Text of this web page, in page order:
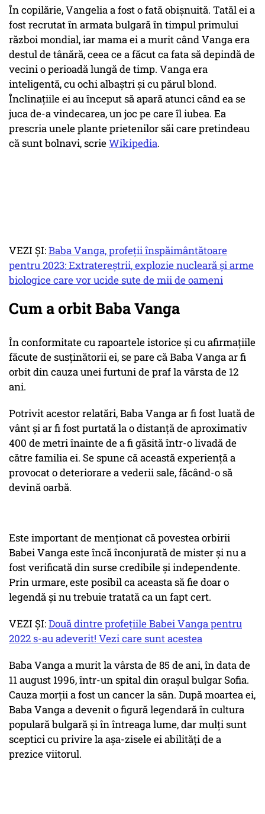
În copilărie, Vangelia a fost o fată obișnuită. Tatăl ei a
fost recrutat în armata bulgară în timpul primului
război mondial, iar mama ei a murit când Vanga era
destul de tânără, ceea ce a făcut ca fata să depindă de
vecini o perioadă lungă de timp. Vanga era
inteligentă, cu ochi albaștri și cu părul blond.
Înclinațiile ei au început să apară atunci când ea se
juca de-a vindecarea, un joc pe care îl iubea. Ea
prescria unele plante prietenilor săi care pretindeau
că sunt bolnavi, scrieWikipedia.
VEZI ȘI:Baba Vanga, profeții înspăimântătoare
pentru 2023: Extratereștrii, explozie nucleară și arme
biologice care vor ucide sute de mii de oameni
Cum a orbit Baba Vanga
În conformitate cu rapoartele istorice și cu afirmațiile
făcute de susținătorii ei, se pare că Baba Vanga ar fi
orbit din cauza unei furtuni de praf la vârsta de 12
ani.
Potrivit acestor relatări, Baba Vanga ar fi fost luată de
vânt și ar fi fost purtată la o distanță de aproximativ
400 de metri înainte de a fi găsită într-o livadă de
către familia ei. Se spune că această experiență a
provocat o deteriorare a vederii sale, făcând-o să
devină oarbă.
Este important de menționat că povestea orbirii
Babei Vanga este încă înconjurată de mister și nu a
fost verificată din surse credibile și independente.
Prin urmare, este posibil ca aceasta să fie doar o
legendă și nu trebuie tratată ca un fapt cert.
VEZI ȘI:Două dintre profețiile Babei Vanga pentru
2022 s-au adeverit! Vezi care sunt acestea
Baba Vanga a murit la vârsta de 85 de ani, în data de
11 august 1996, într-un spital din orașul bulgar Sofia.
Cauza morții a fost un cancer la sân. După moartea ei,
Baba Vanga a devenit o figură legendară în cultura
populară bulgară și în întreaga lume, dar mulți sunt
sceptici cu privire la așa-zisele ei abilități de a
prezice viitorul.